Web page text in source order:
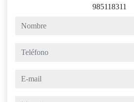
985118311
nombre
teléfono
e-mail